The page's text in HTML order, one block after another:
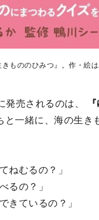
もののひみつ』。作・絵
発売されるのは、
と一緒に、海の生き
ねむるの？」
るの？」
きているの？」